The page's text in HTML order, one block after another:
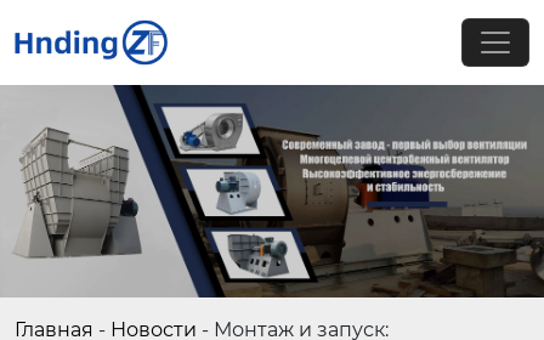
Главная - Новости - Монтаж и запуск: